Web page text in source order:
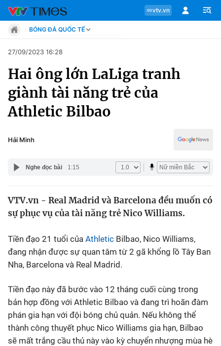
vtv.vn
Chuyên mục
Tin tức
Sự kiện
Bóng đá
Thể thao Điện tử
Các môn khác
VIDEO
BÓNG ĐÁ QUỐC TẾ
Move
Phong cách
Chân dung
Sự kiện
Bóng đá
27/09/2023 16:28
Hai ông lớn LaLiga tranh
giành tài năng trẻ của
Athletic Bilbao
Hải Minh
Nghe đọc bài 1:15
VTV.vn - Real Madrid và Barcelona đều muốn có
sự phục vụ của tài năng trẻ Nico Williams.
Tiền đạo 21 tuổi của Athletic Bilbao, Nico Williams,
đang nhận được sự quan tâm từ 2 gã khổng lồ Tây Ban
Nha, Barcelona và Real Madrid.
Tiền đạo này đã bước vào 12 tháng cuối cùng trong
bản hợp đồng với Athletic Bilbao và đang trì hoãn đàm
phán gia hạn với đội bóng chủ quản. Nếu không thể
thành công thuyết phục Nico Williams gia hạn, Bilbao
sẽ mất trắng cầu thủ này vào kỳ chuyển nhượng mùa hè